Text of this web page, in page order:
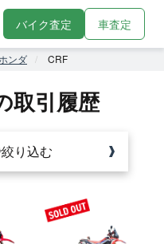
バイク査定 車査定
ホンダ CRF
取引履歴
り込む